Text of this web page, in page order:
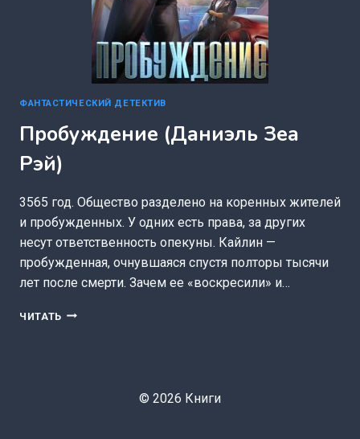
ФАНТАСТИЧЕСКИЙ ДЕТЕКТИВ
Пробуждение (Даниэль Зеа
Рэй)
3565 год. Общество разделено на коренных жителей
и пробужденных. У одних есть права, за других
несут ответственность опекуны. Кайлин —
пробужденная, очнувшаяся спустя полторы тысячи
лет после смерти. Зачем ее «воскресили» и…
ЧИТАТЬ ПРОБУЖДЕНИЕ
© 2026 Книги